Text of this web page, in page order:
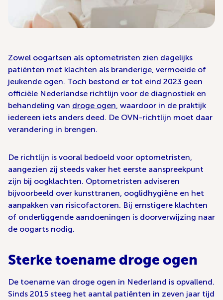
Zowel oogartsen als optometristen zien dagelijks
patiënten met klachten als branderige, vermoeide of
jeukende ogen. Toch bestond er tot eind 2023 geen
officiële Nederlandse richtlijn voor de diagnostiek en
behandeling van droge ogen, waardoor in de praktijk
iedereen iets anders deed. De OVN-richtlijn moet daar
verandering in brengen.
De richtlijn is vooral bedoeld voor optometristen,
aangezien zij steeds vaker het eerste aanspreekpunt
zijn bij oogklachten. Optometristen adviseren
bijvoorbeeld over kunsttranen, ooglidhygiëne en het
aanpakken van risicofactoren. Bij ernstigere klachten
of onderliggende aandoeningen is doorverwijzing naar
de oogarts nodig.
Sterke toename droge ogen
De toename van droge ogen in Nederland is opvallend.
Sinds 2015 steeg het aantal patiënten in zeven jaar tijd